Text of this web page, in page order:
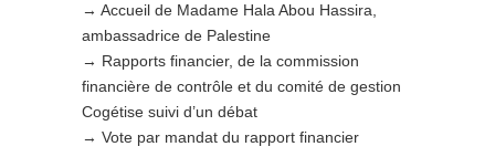
→ Accueil de Madame Hala Abou Hassira,
ambassadrice de Palestine
→ Rapports financier, de la commission
financière de contrôle et du comité de gestion
Cogétise suivi d’un débat
→ Vote par mandat du rapport financier